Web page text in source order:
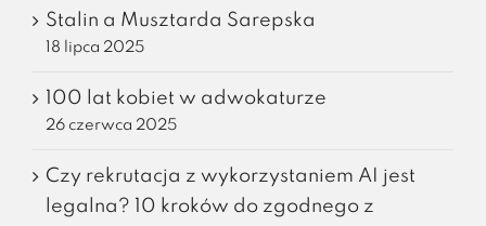
Stalin a Musztarda Sarepska
18 lipca 2025
100 lat kobiet w adwokaturze
26 czerwca 2025
Czy rekrutacja z wykorzystaniem AI jest
legalna? 10 kroków do zgodnego z